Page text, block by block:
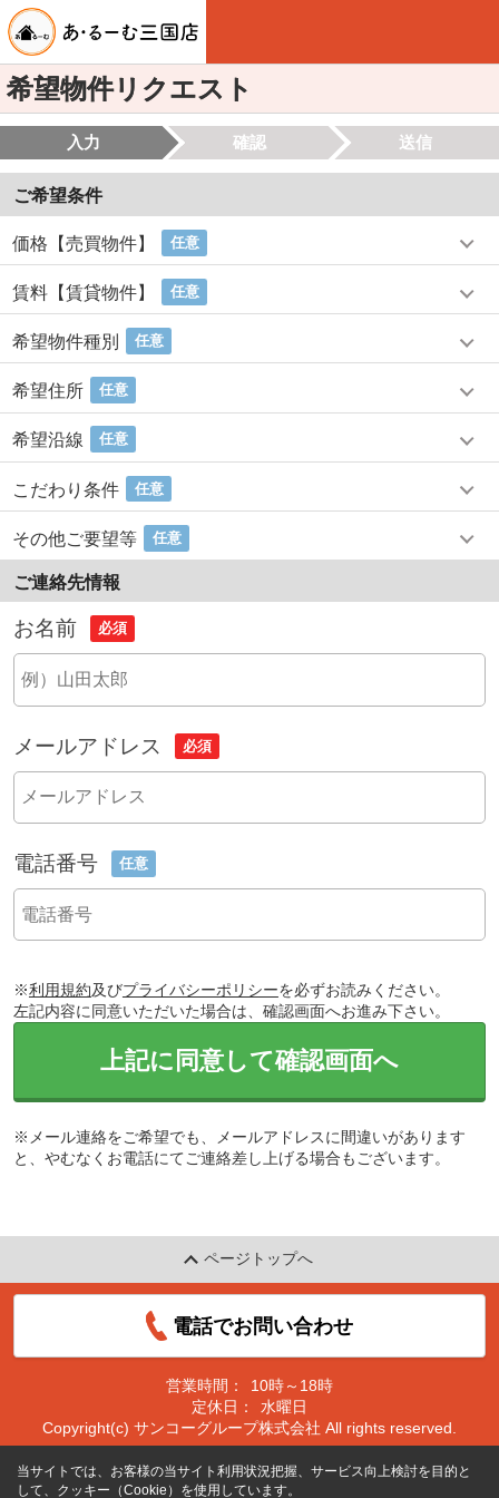
希望物件リクエスト
入力 確認 送信
ご希望条件
価格【売買物件】 任意
賃料【賃貸物件】 任意
希望物件種別 任意
希望住所 任意
希望沿線 任意
こだわり条件 任意
その他ご要望等 任意
ご連絡先情報
お名前 必須
メールアドレス 必須
電話番号 任意
※利用規約及びプライバシーポリシーを必ずお読みください。
左記内容に同意いただいた場合は、確認画面へお進み下さい。
上記に同意して確認画面へ
※メール連絡をご希望でも、メールアドレスに間違いがあります
と、やむなくお電話にてご連絡差し上げる場合もございます。
ページトップへ
電話でお問い合わせ
営業時間：
10時～18時
定休日：
水曜日
Copyright(c) サンコーグループ株式会社 All rights reserved.
当サイトでは、お客様の当サイト利用状況把握、サービス向上検討を目的と
して、クッキー（Cookie）を使用しています。